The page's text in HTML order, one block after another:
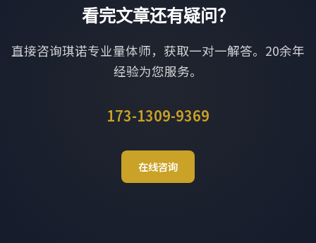
看完文章还有疑问？
直接咨询琪诺专业量体师，获取一对一解答。20余年
经验为您服务。
173-1309-9369
在线咨询